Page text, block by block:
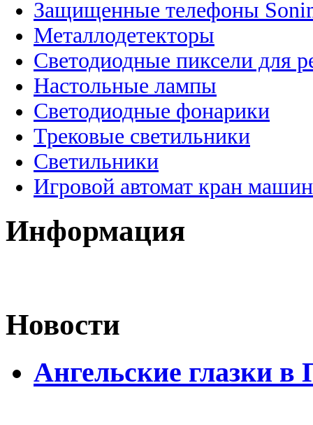
Защищенные телефоны
Металлодетекторы
Светодиодные пиксели для
Настольные лампы
Светодиодные фонарики
Трековые светильники
Светильники
Игровой автомат кран
Информация
Новости
Ангельские глазки в